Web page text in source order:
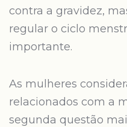
contra a gravidez,
regular o ciclo
importante.
As mulheres
relacionados com a
segunda questão